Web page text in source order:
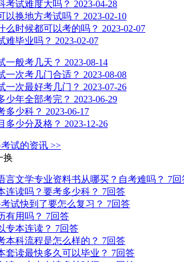
考试难度大吗？ 2023-04-28
以换地方考试吗？ 2023-02-10
么时候都可以考的吗？ 2023-02-07
难毕业吗？ 2023-02-07
一般考几天？ 2023-08-14
一次考几门合适？ 2023-08-08
一次最好考几门？ 2023-07-26
少年全部考完？ 2023-06-29
多少科？ 2023-06-17
多少分及格？ 2023-12-26
试
的资讯 >>
换
言文学专业资料书从哪买？自考难吗？ 7回
连读吗？要考多少科？ 7回答
试快到了要怎么复习？ 7回答
有用吗？ 7回答
专本连读？ 7回答
本科流程是怎么样的？ 7回答
套读最快多久可以毕业？ 7回答